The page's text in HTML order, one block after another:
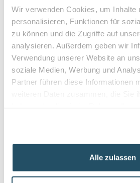
Wir verwenden Cookies, um Inhalte
personalisieren, Funktionen für
zu können und die Zugriffe auf
analysieren. Außerdem geben wir
Verwendung unserer Website an
soziale Medien, Werbung und
Partner führen diese Informationen
Alle zulassen
Sensibilitätsstörungen
Querschnittslähmung
Zuzahlung & Kosten:
10% Zuzahlung pro Behandlung (mind.
•Befreiung bei chronischen
Häufige Fragen zum
Was versteht man unter